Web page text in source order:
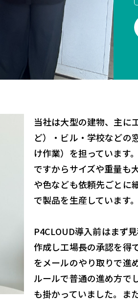
当社は大型の建物、主に
ど）・ビル・学校などの
け作業）を担っています
ですからサイズや重量も
や色なども依頼先ごとに
で製品を生産しています。
P4CLOUD導入前はまず
作成し工場長の承認を得
をメールのやり取りで進
ルールで普通の進め方で
も掛かっていました。ま